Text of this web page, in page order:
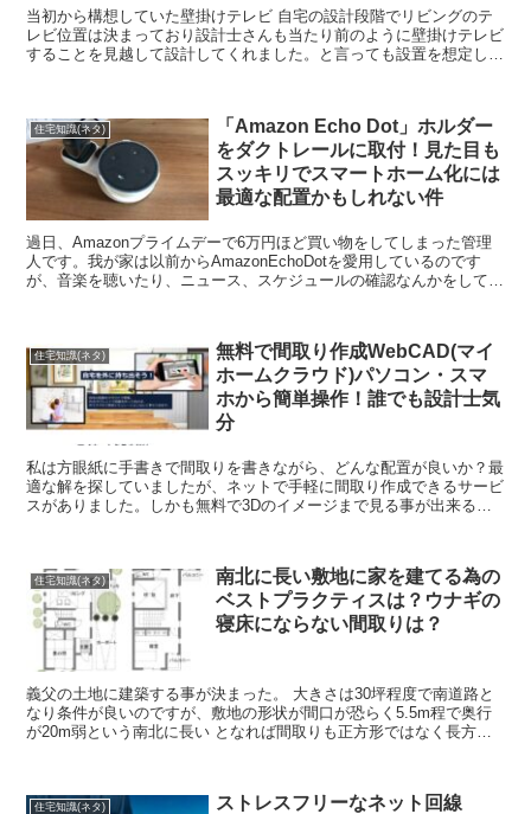
当初から構想していた壁掛けテレビ 自宅の設計段階でリビングのテ
レビ位置は決まっており設計士さんも当たり前のように壁掛けテレビ
することを見越して設計してくれました。と言っても設置を想定して
住宅知識(ネタ)
「Amazon Echo Dot」ホルダー
をダクトレールに取付！見た目も
スッキリでスマートホーム化には
最適な配置かもしれない件
過日、Amazonプライムデーで6万円ほど買い物をしてしまった管理
人です。我が家は以前からAmazonEchoDotを愛用しているのです
が、音楽を聴いたり、ニュース、スケジュールの確認なんかをしてい
住宅知識(ネタ)
無料で間取り作成WebCAD(マイ
ホームクラウド)パソコン・スマ
ホから簡単操作！誰でも設計士気
分
私は方眼紙に手書きで間取りを書きながら、どんな配置が良いか？最
適な解を探していましたが、ネットで手軽に間取り作成できるサービ
スがありました。しかも無料で3Dのイメージまで見る事が出来るの
住宅知識(ネタ)
南北に長い敷地に家を建てる為の
ベストプラクティスは？ウナギの
寝床にならない間取りは？
義父の土地に建築する事が決まった。 大きさは30坪程度で南道路と
なり条件が良いのですが、敷地の形状が間口が恐らく5.5m程で奥行
が20m弱という南北に長い となれば間取りも正方形ではなく長方形
住宅知識(ネタ)
ストレスフリーなネット回線